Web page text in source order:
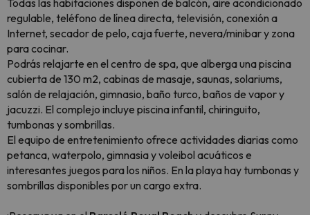
Todas las habitaciones disponen de balcón, aire acondicionado
regulable, teléfono de línea directa, televisión, conexión a
Internet, secador de pelo, caja fuerte, nevera/minibar y zona
para cocinar.
Podrás relajarte en el centro de spa, que alberga una piscina
cubierta de 130 m2, cabinas de masaje, saunas, solariums,
salón de relajación, gimnasio, baño turco, baños de vapor y
jacuzzi. El complejo incluye piscina infantil, chiringuito,
tumbonas y sombrillas.
El equipo de entretenimiento ofrece actividades diarias como
petanca, waterpolo, gimnasia y voleibol acuáticos e
interesantes juegos para los niños. En la playa hay tumbonas y
sombrillas disponibles por un cargo extra.